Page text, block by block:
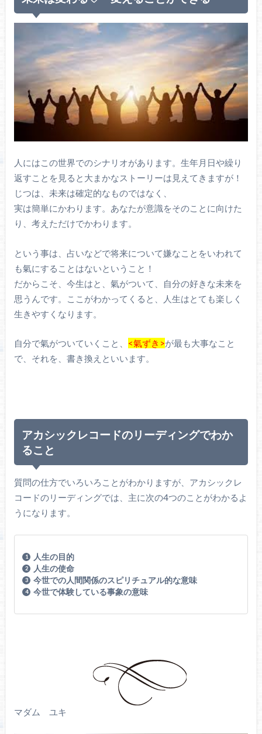
人にはこの世界でのシナリオがあります。生年月日や繰り
返すことを見ると大まかなストーリーは見えてきますが！
じつは、未来は確定的なものではなく、
実は簡単にかわります。あなたが意識をそのことに向けた
り、考えただけでかわります。
という事は、占いなどで将来について嫌なことをいわれて
も氣にすることはないということ！
だからこそ、今生はと、氣がついて、自分の好きな未来を
思うんです。ここがわかってくると、人生はとても楽しく
生きやすくなります。
自分で氣がついていくこと、 <氣ずき>が最も大事なこと
で、それを、書き換えといいます。
アカシックレコードのリーディングでわか
ること
質問の仕方でいろいろことがわかりますが、アカシックレ
コードのリーディングでは、主に次の4つのことがわかるよ
うになります。
人生の目的
人生の使命
今世での人間関係のスピリチュアル的な意味
今世で体験している事象の意味
マダム ユキ